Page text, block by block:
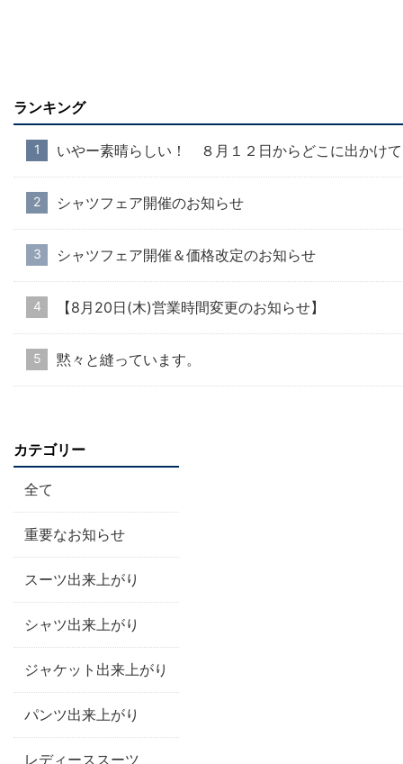
ランキング
いやー素晴らしい！ ８月１２日からどこに出かけ
シャツフェア開催のお知らせ
シャツフェア開催＆価格改定のお知らせ
【8月20日(木)営業時間変更のお知らせ】
黙々と縫っています。
カテゴリー
全て
重要なお知らせ
スーツ出来上がり
シャツ出来上がり
ジャケット出来上がり
パンツ出来上がり
レディーススーツ